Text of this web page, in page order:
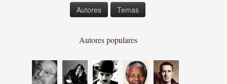
Autores Temas
Autores populares